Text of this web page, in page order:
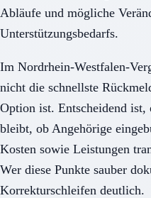
Abläufe und mögliche
Unterstützungsbedarfs.
Im Nordrhein-Westfalen-
nicht die schnellste
Option ist. Entscheidend
bleibt, ob Angehörige
Kosten sowie Leistungen
Wer diese Punkte sauber
Korrekturschleifen deutlich.